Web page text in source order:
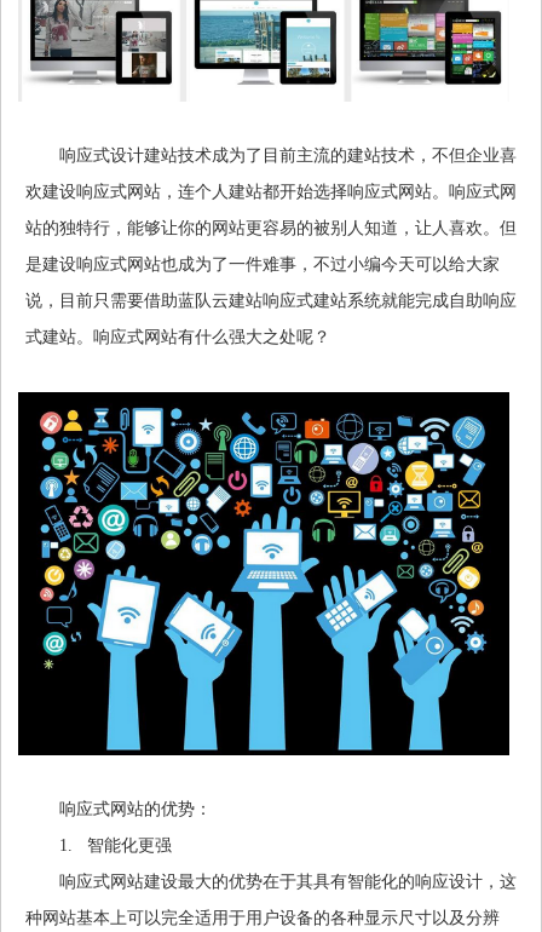
响应式设计建站技术成为了目前主流的建站技术，不但企业喜
欢建设响应式网站，连个人建站都开始选择响应式网站。响应式网
站的独特行，能够让你的网站更容易的被别人知道，让人喜欢。但
是建设响应式网站也成为了一件难事，不过小编今天可以给大家
说，目前只需要借助蓝队云建站响应式建站系统就能完成自助响应
式建站。响应式网站有什么强大之处呢？
响应式网站的优势：
1. 智能化更强
响应式网站建设最大的优势在于其具有智能化的响应设计，这
种网站基本上可以完全适用于用户设备的各种显示尺寸以及分辨